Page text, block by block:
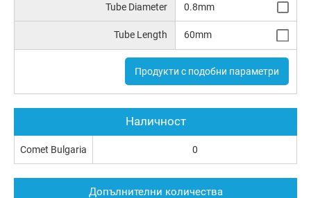
Tube Diameter 0.8mm
Tube Length 60mm
Продукти с подобни параметри
Наличност
Comet Bulgaria 0
Допълнителни количества